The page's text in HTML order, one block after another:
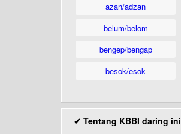
azan/adzan
belum/belom
bengep/bengap
besok/esok
✔ Tentang KBBI daring ini